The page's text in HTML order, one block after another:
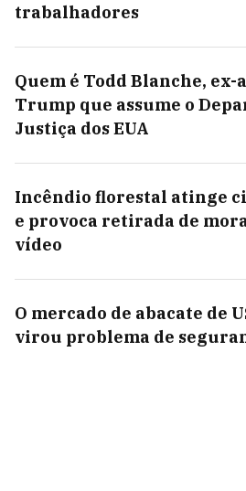
trabalhadores
Quem é Todd Blanche, ex-
Trump que assume o
Justiça dos EUA
Incêndio florestal atinge
e provoca retirada de
vídeo
O mercado de abacate de
virou problema de